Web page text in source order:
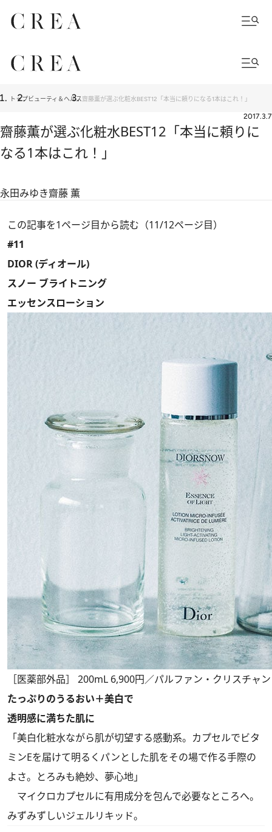
トップビューティ＆ヘルス齋藤薫が選ぶ化粧水BEST12「本当に頼りになる1本はこれ！」
2017.3.7
齋藤薫が選ぶ化粧水BEST12「本当に頼りに
なる1本はこれ！」
永田みゆき齋藤 薫
この記事を1ページ目から読む（11/12ページ目）
#11
DIOR (ディオール)
スノー ブライトニング
エッセンスローション
［医薬部外品］ 200mL 6,900円／パルファン・クリスチャ
たっぷりのうるおい＋美白で
透明感に満ちた肌に
「美白化粧水ながら肌が切望する感動系。カプセルでビタ
ミンEを届けて明るくパンとした肌をその場で作る手際の
よさ。とろみも絶妙、夢心地」
マイクロカプセルに有用成分を包んで必要なところへ。
みずみずしいジェルリキッド。